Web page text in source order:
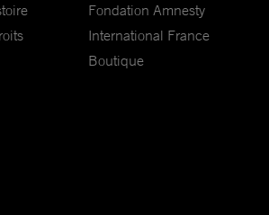
Fondation Amnesty
International France
Boutique